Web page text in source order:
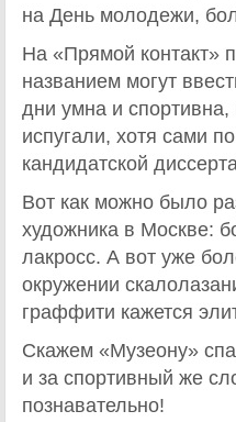
на День молодежи,
На «Прямой контакт»
названием могут
дни умна и спортивна,
испугали, хотя сами
кандидатской
Вот как можно было
художника в Москве:
лакросс. А вот уже
окружении
граффити кажется
Скажем «Музеону»
и за спортивный же
познавательно!